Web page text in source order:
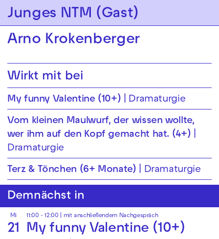
Zur Hauptnavigation springen
Zum Hauptinhalt springen
Junges NTM (Gast)
Arno Krokenberger
Wirkt mit bei
My funny Valentine (10+) Dramaturgie
Vom kleinen Maul­wurf, der wissen wollte,
wer ihm auf den Kopf gemacht hat. (4+)
Dramaturgie
Terz & Tönchen (6+ Monate) Dramaturgie
Demnächst in
Mi
21
11:00 - 12:00 | mit anschließendem Nachgespräch
My funny Valentine (10+)